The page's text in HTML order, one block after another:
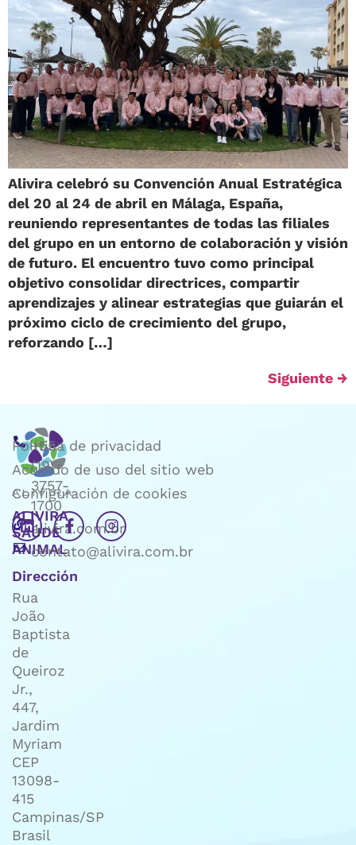
Alivira celebró su Convención Anual Estratégica
del 20 al 24 de abril en Málaga, España,
reuniendo representantes de todas las filiales
del grupo en un entorno de colaboración y visión
de futuro. El encuentro tuvo como principal
objetivo consolidar directrices, compartir
aprendizajes y alinear estrategias que guiarán el
próximo ciclo de crecimiento del grupo,
reforzando […]
Siguiente →
ALIVIRA
SAÚDE
ANIMAL
Dirección
Rua
João
Baptista
de
Queiroz
Jr.,
447,
Jardim
Myriam
CEP
13098-
415
Campinas/SP
Brasil
+55
(19)
3757-
1700
alivira.com.br
contato@alivira.com.br
Política de privacidad
Acuerdo de uso del sitio web
Configuración de cookies